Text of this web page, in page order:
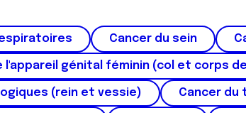
Cancer du sein
l'appareil génital féminin (col et corps
(rein et vessie) Cancer du